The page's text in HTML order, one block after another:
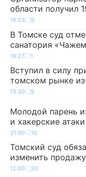
области получил
19:03 9
В Томске суд
санатория
18:27 1
Вступил в силу
томском рынке
13:30 5
Молодой парень
и хакерские атаки
21:00 10
Томский суд
изменить
12:00 30